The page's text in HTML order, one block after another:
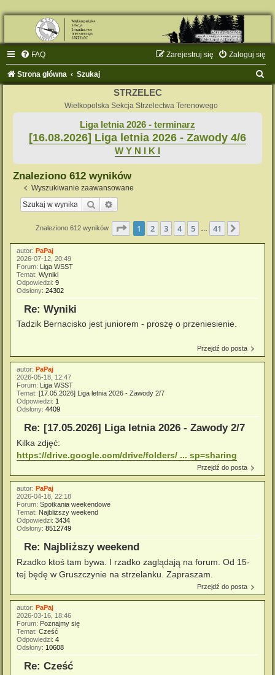
FAQ Zaloguj się
Zarejestruj się
Strona główna Szukaj
STRZELEC
Wielkopolska Sekcja Strzelectwa Terenowego
Liga letnia 2026 - terminarz
[16.08.2026] Liga letnia 2026 - Zawody 4/6
W Y N I K I
Znaleziono 612 wyników
Wyszukiwanie zaawansowane
Szukaj
Znaleziono 612 wyników Strona z41
1 2 3 4 5 41
autor: PaPaj
2026-07-12, 20:49
Forum: Liga WSST
Temat: Wyniki
Odpowiedzi: 9
Odsłony: 24302
Re: Wyniki
Tadzik Bernacisko jest juniorem - proszę o przeniesienie.
Przejdź do posta
autor: PaPaj
2026-05-18, 12:47
Forum:
Liga WSST
Temat: [17.05.2026] Liga letnia 2026 - Zawody 2/7
Odpowiedzi: 1
Odsłony: 4409
Re: [17.05.2026] Liga letnia 2026 - Zawody 2/7
Kilka zdjęć:
https://drive.google.com/drive/folders/ ... sp=sharing
Przejdź do posta
autor: PaPaj
2026-04-18, 22:18
Forum: Spotkania weekendowe
Temat: Najbliższy weekend
Odpowiedzi: 3434
Odsłony: 8512749
Re: Najbliższy weekend
Rzadko ktoś tam bywa. I rzadko zaglądają na forum. Od 15-
tej będę w Gruszczynie na strzelanku. Zapraszam.
Przejdź do posta
autor: PaPaj
2026-03-16, 18:46
Forum: Poznajmy się
Temat: Cześć
Odpowiedzi: 4
Odsłony: 10608
Re: Cześć